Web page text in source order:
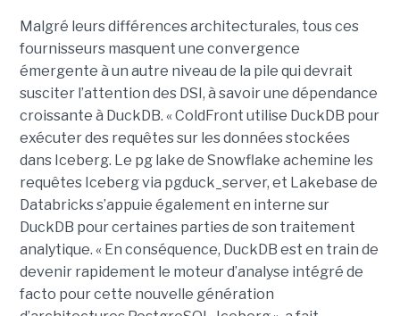
Malgré leurs différences architecturales, tous ces
fournisseurs masquent une convergence
émergente à un autre niveau de la pile qui devrait
susciter l’attention des DSI, à savoir une dépendance
croissante à DuckDB. « ColdFront utilise DuckDB pour
exécuter des requêtes sur les données stockées
dans Iceberg. Le pg lake de Snowflake achemine les
requêtes Iceberg via pgduck_server, et Lakebase de
Databricks s’appuie également en interne sur
DuckDB pour certaines parties de son traitement
analytique. « En conséquence, DuckDB est en train de
devenir rapidement le moteur d’analyse intégré de
facto pour cette nouvelle génération